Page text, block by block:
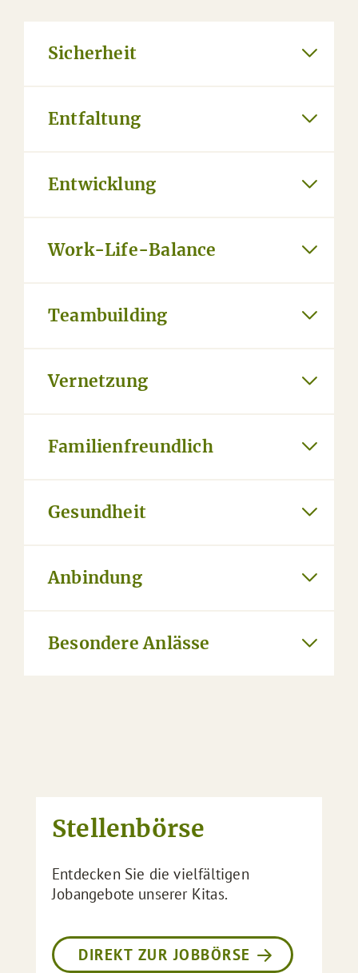
Sicherheit
Entfaltung
Entwicklung
Work-Life-Balance
Teambuilding
Vernetzung
Familienfreundlich
Gesundheit
Anbindung
Besondere Anlässe
Stellenbörse
Entdecken Sie die vielfältigen
Jobangebote unserer Kitas.
DIREKT ZUR JOBBÖRSE